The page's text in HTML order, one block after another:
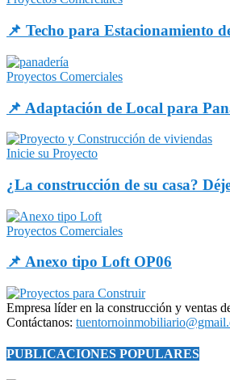
📌 Techo para Estacionamiento
Proyectos Comerciales
📌 Adaptación de Local para
Inicie su Proyecto
¿La construcción de su casa?
Proyectos Comerciales
📌 Anexo tipo Loft OP06
Empresa líder en la construcción y ventas
Contáctanos:
PUBLICACIONES POPULARES